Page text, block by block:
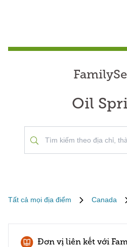
Oil
Tất cả mọi địa điểm Canada
Đơn vị liên kết với